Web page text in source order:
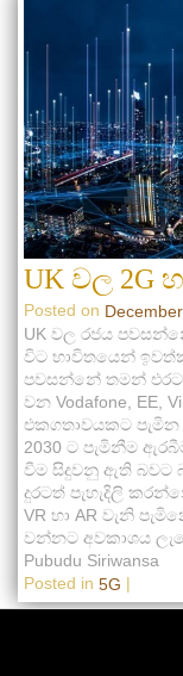
UK වල 2G
Posted on
UK වල රජය
විට භාවිතයෙන්
පවසන්නේ තමන් එරට
වන Vodafone, EE,
එකගතාවයකට
2030 ට පැමිනීම
වීම සිදුවනු ඇති බවට
දුරටත් පැහැදිලි
VR හා AR වැනි
වන්නට අවකාශය
Pubudu Siriwansa
Posted in 5G |